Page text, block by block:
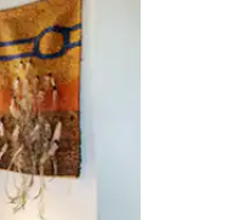
ili prelaskom prstom po